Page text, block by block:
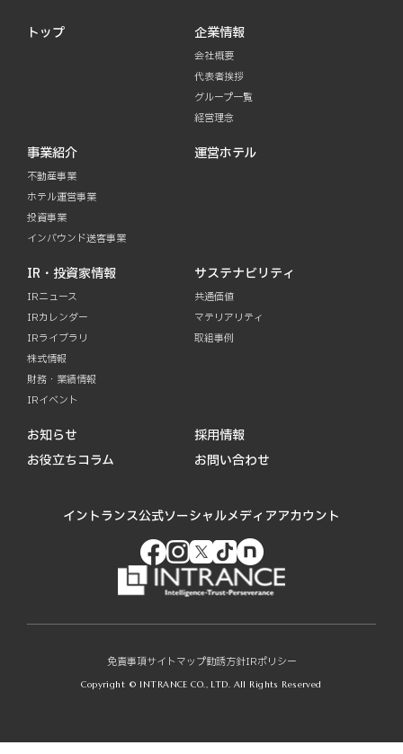
トップ 企業情報
会社概要
代表者挨拶
グループ一覧
経営理念
事業紹介
不動産事業
ホテル運営事業
投資事業
インバウンド送客事業
運営ホテル
IR・投資家情報
IRニュース
IRカレンダー
IRライブラリ
株式情報
財務・業績情報
IRイベント
サステナビリティ
共通価値
マテリアリティ
取組事例
お知らせ
お役立ちコラム
採用情報
お問い合わせ
イントランス公式ソーシャルメディアアカウント
免責事項サイトマップ勧誘方針IRポリシー
Copyright © INTRANCE CO., LTD. All Rights Reserved